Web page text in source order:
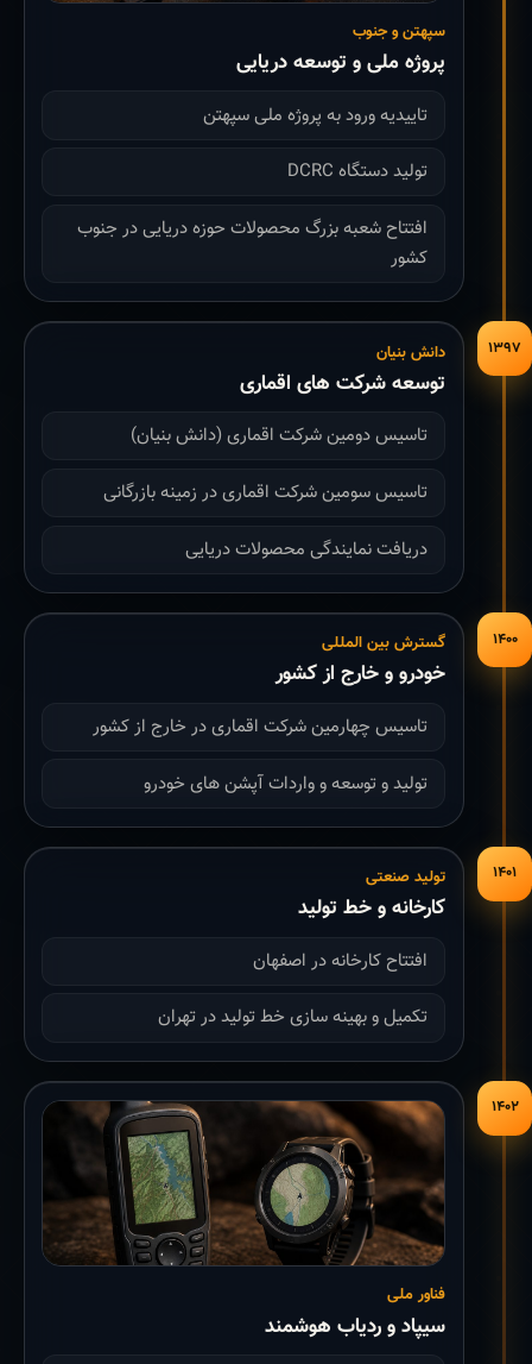
سپهتن و جنوب
پروژه ملی و توسعه دریایی
تاییدیه ورود به پروژه ملی سپهتن
تولید دستگاه DCRC
افتتاح شعبه بزرگ محصولات حوزه دریایی در جنوب
کشور
۱۳۹۷ دانش بنیان
توسعه شرکت های اقماری
تاسیس دومین شرکت اقماری (دانش بنیان)
تاسیس سومین شرکت اقماری در زمینه بازرگانی
دریافت نمایندگی محصولات دریایی
۱۴۰۰ گسترش بین المللی
خودرو و خارج از کشور
تاسیس چهارمین شرکت اقماری در خارج از کشور
تولید و توسعه و واردات آپشن های خودرو
۱۴۰۱ تولید صنعتی
کارخانه و خط تولید
افتتاح کارخانه در اصفهان
تکمیل و بهینه سازی خط تولید در تهران
۱۴۰۲
فناور ملی
سیپاد و ردیاب هوشمند